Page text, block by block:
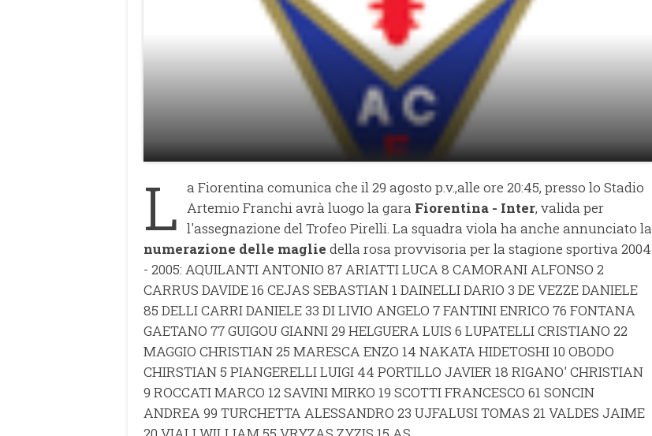
L a Fiorentina comunica che il 29 agosto p.v.,alle ore 20:45, presso lo Stadio
Artemio Franchi avrà luogo la gara Fiorentina - Inter, valida per
l'assegnazione del Trofeo Pirelli. La squadra viola ha anche annunciato la
numerazione delle maglie della rosa provvisoria per la stagione sportiva 2004
- 2005: AQUILANTI ANTONIO 87 ARIATTI LUCA 8 CAMORANI ALFONSO 2
CARRUS DAVIDE 16 CEJAS SEBASTIAN 1 DAINELLI DARIO 3 DE VEZZE DANIELE
85 DELLI CARRI DANIELE 33 DI LIVIO ANGELO 7 FANTINI ENRICO 76 FONTANA
GAETANO 77 GUIGOU GIANNI 29 HELGUERA LUIS 6 LUPATELLI CRISTIANO 22
MAGGIO CHRISTIAN 25 MARESCA ENZO 14 NAKATA HIDETOSHI 10 OBODO
CHIRSTIAN 5 PIANGERELLI LUIGI 44 PORTILLO JAVIER 18 RIGANO' CHRISTIAN
9 ROCCATI MARCO 12 SAVINI MIRKO 19 SCOTTI FRANCESCO 61 SONCIN
ANDREA 99 TURCHETTA ALESSANDRO 23 UJFALUSI TOMAS 21 VALDES JAIME